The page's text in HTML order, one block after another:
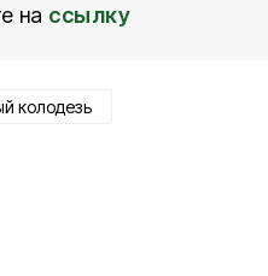
на ссылку
колодезь